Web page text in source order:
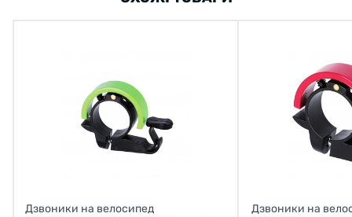
Дзвоники на велосипед Дзвоники на